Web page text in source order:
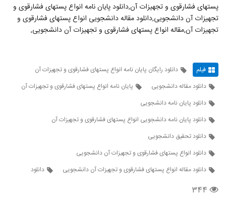
پستهای فشارقوی و تجهیزات آن,دانلود پایان نامه انواع پستهای فشارقوی و
تجهیزات آن دانشجویی,دانلود مقاله دانشجویی انواع پستهای فشارقوی و
تجهیزات آن,مقاله انواع پستهای فشارقوی و تجهیزات آن دانشجویی,
فیلم
دانلود رایگان پایان نامه انواع پستهای فشارقوی و تجهیزات آن
دانلود مقاله دانشجویی
پایان نامه انواع پستهای فشارقوی و تجهیزات آن
دانلود پایان نامه دانشجویی
دانلود پایان نامه دانشجویی انواع پستهای فشارقوی و تجهیزات آن
دانلود تحقیق دانشجویی
دانلود انواع پستهای فشارقوی و تجهیزات آن دانشجویی
دانلود مقاله انواع پستهای فشارقوی و تجهیزات آن دانشجویی
دانلود
۳۴۴